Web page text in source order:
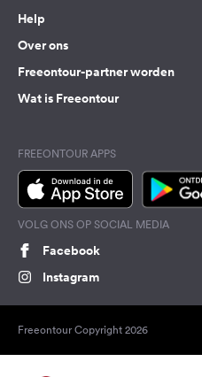
Help
Over ons
Freeontour-partner worden
Wat is Freeontour
FREEONTOUR APPS
VOLG ONS OP SOCIAL MEDIA
Facebook
Instagram
Freeontour Copyright 2026